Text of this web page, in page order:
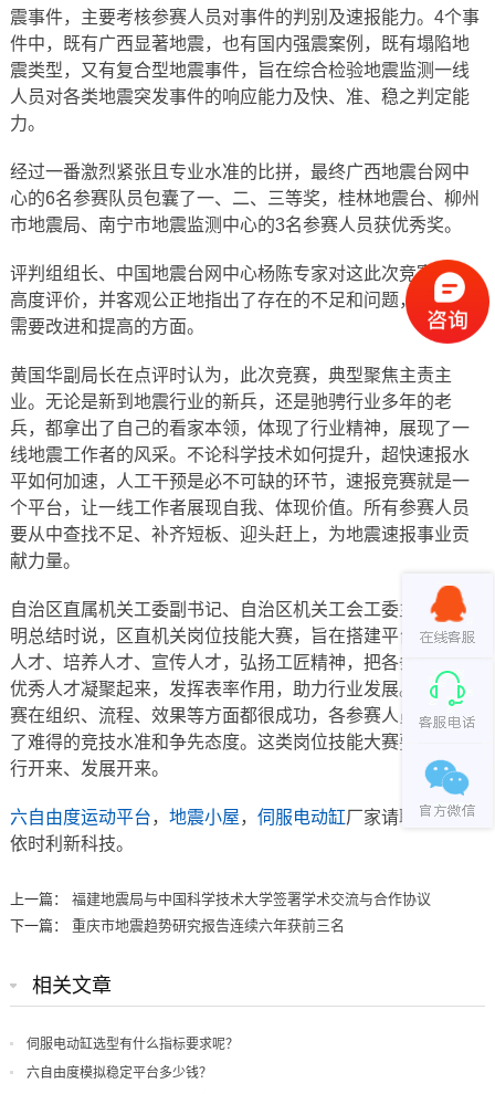
震事件，主要考核参赛人员对事件的判别及速报能力。4个事
件中，既有广西显著地震，也有国内强震案例，既有塌陷地
震类型，又有复合型地震事件，旨在综合检验地震监测一线
人员对各类地震突发事件的响应能力及快、准、稳之判定能
力。
经过一番激烈紧张且专业水准的比拼，最终广西地震台网中
心的6名参赛队员包囊了一、二、三等奖，桂林地震台、柳州
市地震局、南宁市地震监测中心的3名参赛人员获优秀奖。
评判组组长、中国地震台网中心杨陈专家对这此次竞赛予以
高度评价，并客观公正地指出了存在的不足和问题，点出了
需要改进和提高的方面。
黄国华副局长在点评时认为，此次竞赛，典型聚焦主责主
业。无论是新到地震行业的新兵，还是驰骋行业多年的老
兵，都拿出了自己的看家本领，体现了行业精神，展现了一
线地震工作者的风采。不论科学技术如何提升，超快速报水
平如何加速，人工干预是必不可缺的环节，速报竞赛就是一
个平台，让一线工作者展现自我、体现价值。所有参赛人员
要从中查找不足、补齐短板、迎头赶上，为地震速报事业贡
献力量。
自治区直属机关工委副书记、自治区机关工会工委主任苏德
明总结时说，区直机关岗位技能大赛，旨在搭建平台、发现
人才、培养人才、宣传人才，弘扬工匠精神，把各条战线的
优秀人才凝聚起来，发挥表率作用，助力行业发展。此次竞
赛在组织、流程、效果等方面都很成功，各参赛人员表现出
了难得的竞技水准和争先态度。这类岗位技能大赛要继续推
行开来、发展开来。
六自由度运动平台， 地震小屋， 伺服电动缸厂家请联系佛山
依时利新科技。
上一篇： 福建地震局与中国科学技术大学签署学术交流与合作协议
下一篇： 重庆市地震趋势研究报告连续六年获前三名
相关文章
伺服电动缸选型有什么指标要求呢？
六自由度模拟稳定平台多少钱？